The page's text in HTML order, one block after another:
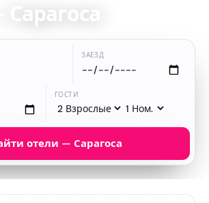
ЗАЕЗД
ГОСТИ
отели — Сарагоса